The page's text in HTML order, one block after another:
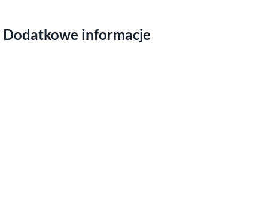
Dodatkowe informacje